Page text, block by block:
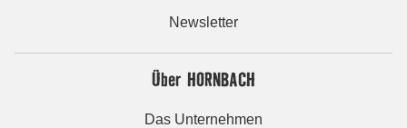
Newsletter
Über HORNBACH
Das Unternehmen